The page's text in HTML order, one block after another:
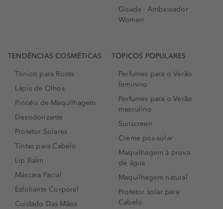
Gisada - Ambassador
Women
TENDÊNCIAS COSMÉTICAS
Tónico para Rosto
Lápis de Olhos
Pincéis de Maquilhagem
Desodorizante
Protetor Solares
Tintas para Cabelo
Lip Balm
Máscara Facial
Esfoliante Corporal
Cuidado Das Mãos
TÓPICOS POPULARES
Perfumes para o Verão
feminino
Perfumes para o Verão
masculino
Sunscreen
Creme pós-solar
Maquilhagem à prova
de água
Maquilhagem natural
Protetor solar para
Cabelo